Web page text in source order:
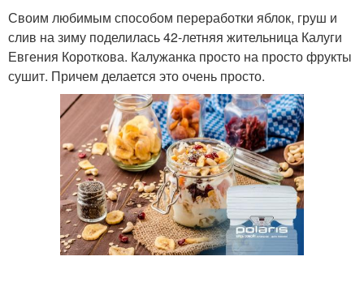
Своим любимым способом переработки яблок, груш и
слив на зиму поделилась 42-летняя жительница Калуги
Евгения Короткова. Калужанка просто на просто фрукты
сушит. Причем делается это очень просто.